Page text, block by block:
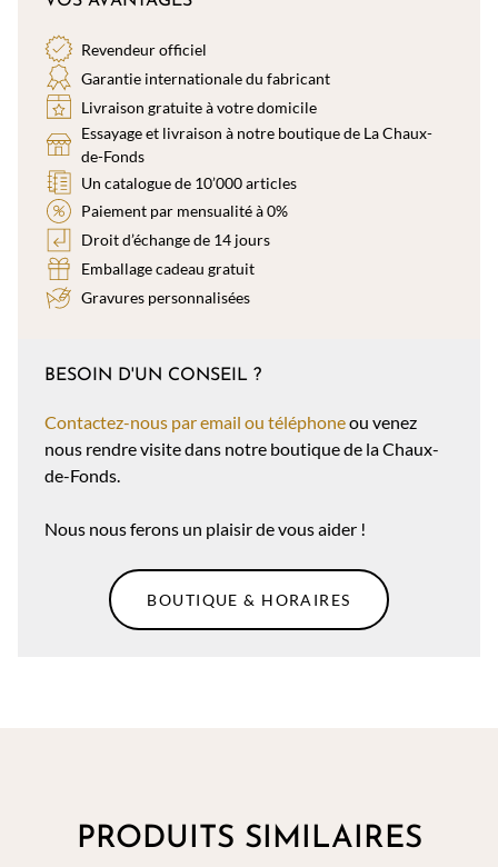
Revendeur officiel
Garantie internationale du fabricant
Livraison gratuite à votre domicile
Essayage et livraison à notre boutique de La Chaux-
de-Fonds
Un catalogue de 10’000 articles
Paiement par mensualité à 0%
Droit d’échange de 14 jours
Emballage cadeau gratuit
Gravures personnalisées
BESOIN D'UN CONSEIL ?
Contactez-nous par email ou téléphoneou venez
nous rendre visite dans notre boutique de la Chaux-
de-Fonds.
Nous nous ferons un plaisir de vous aider !
BOUTIQUE & HORAIRES
PRODUITS SIMILAIRES